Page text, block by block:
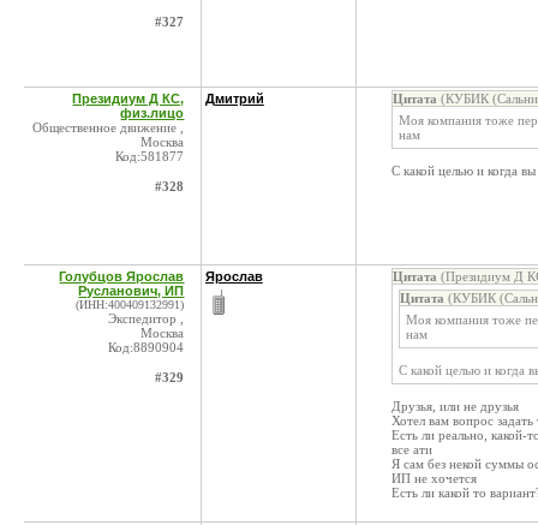
#327
Президиум Д КС,
физ.лицо
Общественное движение ,
Москва
Код:581877
#328
Дмитрий Цитата (КУБИК
Моя компания тоже
нам
С какой целью и когда
Голубцов Ярослав
Русланович, ИП
(ИНН:400409132991)
Экспедитор ,
Москва
Код:8890904
#329
Ярослав Цитата (Президиум Д
Цитата (КУБИК
Моя компания тоже
нам
С какой целью и когда
Друзья, или не друзья
Хотел вам вопрос
Есть ли реально, какой-
все ати
Я сам без некой суммы
ИП не хочется
Есть ли какой то